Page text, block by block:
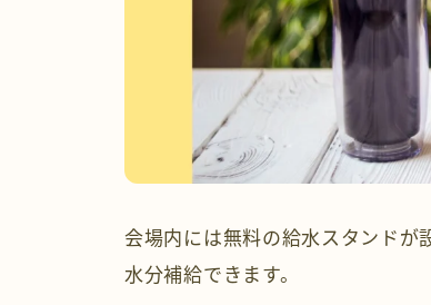
会場内には無料の給水スタンドが
水分補給できます。